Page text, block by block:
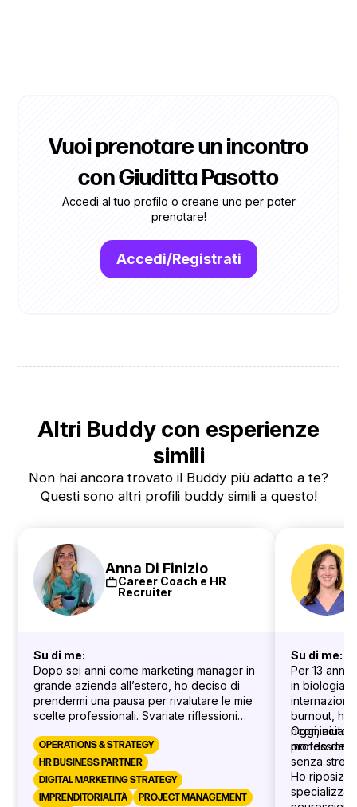
Vuoi prenotare un incontro
con Giuditta Pasotto
Accedi al tuo profilo o creane uno per poter
prenotare!
Accedi/Registrati
Altri Buddy con esperienze
simili
Non hai ancora trovato il Buddy più adatto a te?
Questi sono altri profili buddy simili a questo!
Anna Di Finizio
workCareer Coach e HR
Recruiter
Su di me:
Dopo sei anni come marketing manager in
grande azienda all’estero, ho deciso di
prendermi una pausa per rivalutare le mie
scelte professionali. Svariate riflessioni
interessano più delle pubblicità. Ho scelto
quindi di tornare a studiare (coaching
prima, risorse umane dopo) per aiutare e
guidare i giovani professionisti in quella
OPERATIONS & STRATEGY
HR BUSINESS PARTNER
DIGITAL MARKETING STRATEGY
IMPRENDITORIALITÀ
PROJECT MANAGEMENT
Su di me:
Per 13 anni
in biologia
burnout, ho
Oggi, aiuto
mondo del
senza
Ho